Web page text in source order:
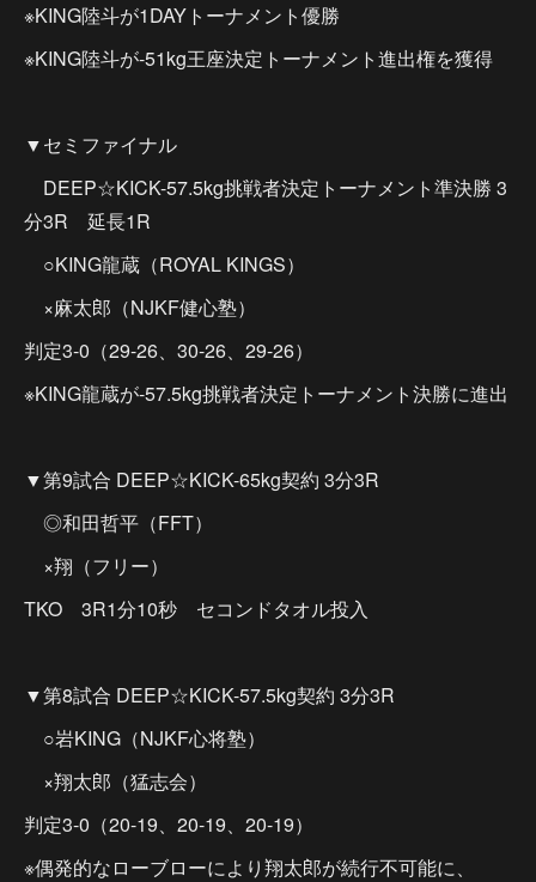
※KING陸斗が1DAYトーナメント優勝
※KING陸斗が-51kg王座決定トーナメント進出権を獲得
▼セミファイナル
DEEP☆KICK-57.5kg挑戦者決定トーナメント準決勝 3
分3R 延長1R
○KING龍蔵（ROYAL KINGS）
×麻太郎（NJKF健心塾）
判定3-0（29-26、30-26、29-26）
※KING龍蔵が-57.5kg挑戦者決定トーナメント決勝に進出
▼第9試合 DEEP☆KICK-65kg契約 3分3R
◎和田哲平（FFT）
×翔（フリー）
TKO 3R1分10秒 セコンドタオル投入
▼第8試合 DEEP☆KICK-57.5kg契約 3分3R
○岩KING（NJKF心将塾）
×翔太郎（猛志会）
判定3-0（20-19、20-19、20-19）
※偶発的なローブローにより翔太郎が続行不可能に、